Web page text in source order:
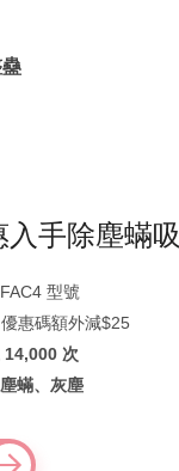
入手除塵蟎
型號
惠碼額外減$25
14,000 次
蟎、灰塵